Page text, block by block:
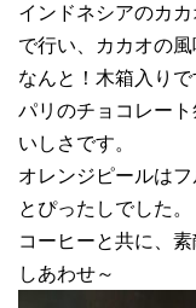
インドネシアのカ
で行い、カカオの
なんと！木箱入りで
パリのチョコレー
いしさです。
オレンジピールは
とぴったしでした。
コーヒーと共に、
しあわせ～